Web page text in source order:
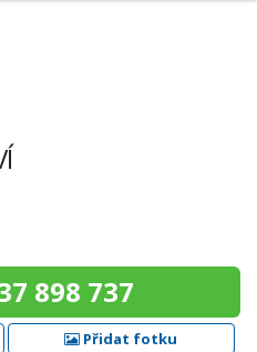
898 737
Přidat fotku